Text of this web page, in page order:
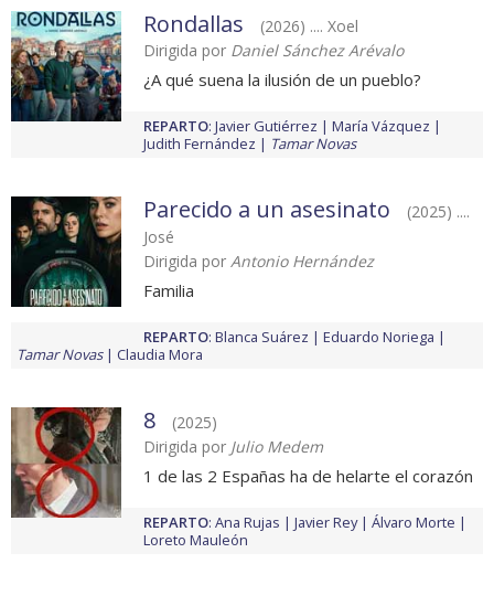
Rondallas
(2026) .... Xoel
Dirigida por Daniel Sánchez Arévalo
¿A qué suena la ilusión de un pueblo?
REPARTO: Javier Gutiérrez
María Vázquez
Judith Fernández
Tamar Novas
Parecido a un asesinato
(2025) ....
José
Dirigida por Antonio Hernández
Familia
REPARTO: Blanca Suárez
Eduardo Noriega
Tamar Novas
Claudia Mora
8
(2025)
Dirigida por Julio Medem
1 de las 2 Españas ha de helarte el corazón
REPARTO: Ana Rujas Javier Rey
Álvaro Morte
Loreto Mauleón